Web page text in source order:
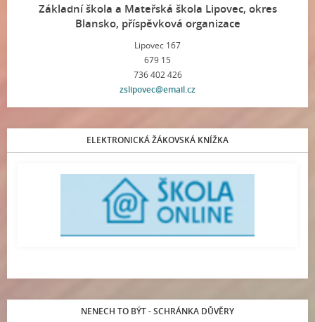
Základní škola a Mateřská škola Lipovec, okres
Blansko, příspěvková organizace
Lipovec 167
679 15
736 402 426
zslipovec@email.cz
ELEKTRONICKÁ ŽÁKOVSKÁ KNÍŽKA
NENECH TO BÝT - SCHRÁNKA DŮVĚRY